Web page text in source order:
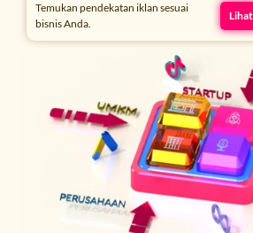
Temukan pendekatan iklan sesuai
bisnis Anda.